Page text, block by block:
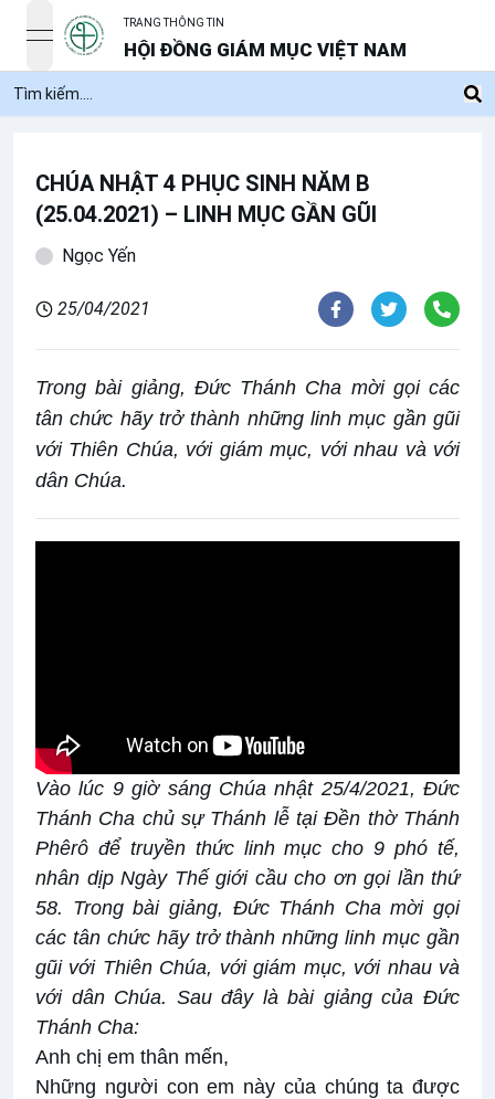
open navigation menu
TRANG THÔNG TIN
HỘI ĐỒNG GIÁM MỤC VIỆT NAM
CHÚA NHẬT 4 PHỤC SINH NĂM B
(25.04.2021) – LINH MỤC GẦN GŨI
Ngọc Yến
25/04/2021
Trong bài giảng, Đức Thánh Cha mời gọi các
tân chức hãy trở thành những linh mục gần gũi
với Thiên Chúa, với giám mục, với nhau và với
dân Chúa.
Vào lúc 9 giờ sáng Chúa nhật 25/4/2021, Đức
Thánh Cha chủ sự Thánh lễ tại Đền thờ Thánh
Phêrô để truyền thức linh mục cho 9 phó tế,
nhân dịp Ngày Thế giới cầu cho ơn gọi lần thứ
58. Trong bài giảng, Đức Thánh Cha mời gọi
các tân chức hãy trở thành những linh mục gần
gũi với Thiên Chúa, với giám mục, với nhau và
với dân Chúa. Sau đây là bài giảng của Đức
Thánh Cha:
Anh chị em thân mến,
Những người con em này của chúng ta được